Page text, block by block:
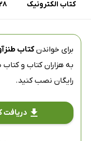
کتاب الکترونیک 228
برای خواندنکتاب
به هزاران کتاب و
رایگان نصب کنید.
دریافت